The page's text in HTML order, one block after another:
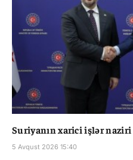
Suriyanın xarici işlər
5 Avqust 2026 15:40